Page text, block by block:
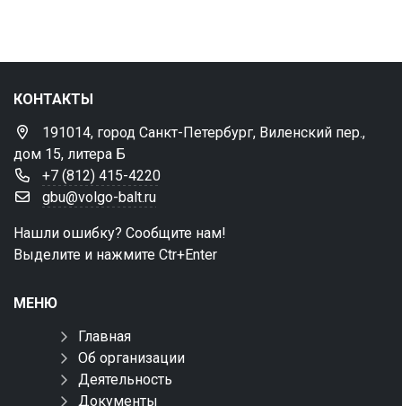
КОНТАКТЫ
191014, город Санкт-Петербург, Виленский пер.,
дом 15, литера Б
+7 (812) 415-4220
gbu@volgo-balt.ru
Нашли ошибку? Сообщите нам!
Выделите и нажмите Ctr+Enter
МЕНЮ
Главная
Об организации
Деятельность
Документы